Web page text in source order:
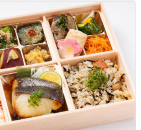
めるのはコラボ弁当ならでは。
さい。
ロック 東京南営業所
ーヌのコラボ弁当は、それぞれの人
度に楽しめる贅沢な一品です。オー
コク深くスパイシーな欧風カレー
あとに心地よい辛さが広がり、ご飯
へ塚田農場の看板メニューであるジ
やハンバーグが加わることで、満足
。タルタルソースの濃厚な味わいと